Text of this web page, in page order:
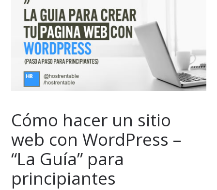
Cómo hacer un sitio
web con WordPress –
“La Guía” para
principiantes